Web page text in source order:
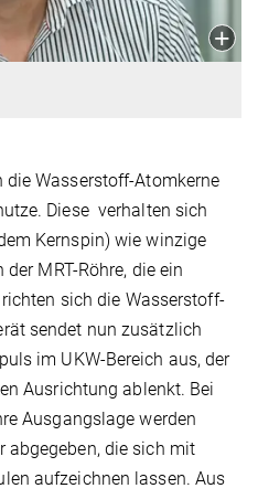
die Wasserstoff-Atomkerne
Diese verhalten sich
Kernspin) wie winzige
MRT-Röhre, die ein
sich die Wasserstoff-
sendet nun zusätzlich
im UKW-Bereich aus, der
Ausrichtung ablenkt. Bei
Ausgangslage werden
abgegeben, die sich mit
aufzeichnen lassen. Aus